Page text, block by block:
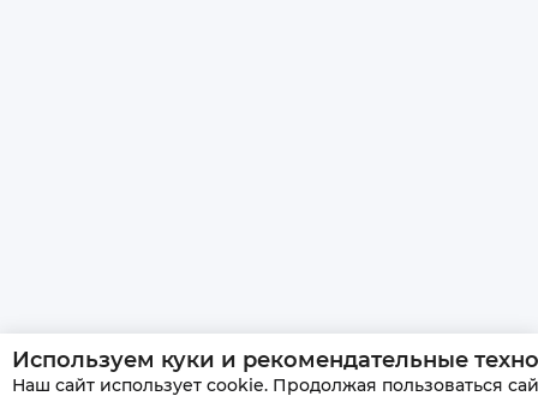
Используем куки и рекомендательные
Наш сайт использует cookie. Продолжая пользоваться